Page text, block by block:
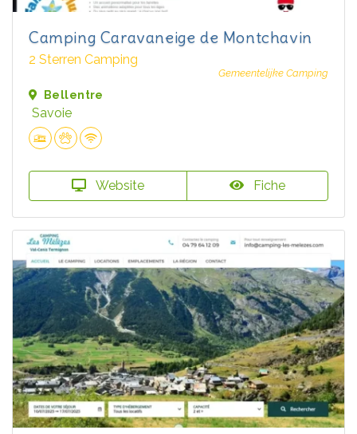
Camping Caravaneige de Montchavin
2 Sterren Camping
Gemeentelijke Camping
Bellentre
Savoie
Website Fiche